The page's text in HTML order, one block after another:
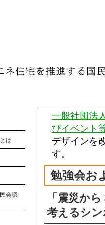
は
会議
一般社団法
びイベント
デザインを
す。
勉強会お
「震災か
考えるシ